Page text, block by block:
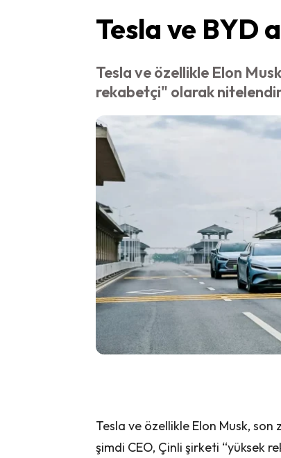
Tesla ve BYD
Tesla ve özellikle Elon
rekabetçi" olarak
Tesla ve özellikle Elon Musk,
şimdi CEO, Çinli şirketi “yüksek